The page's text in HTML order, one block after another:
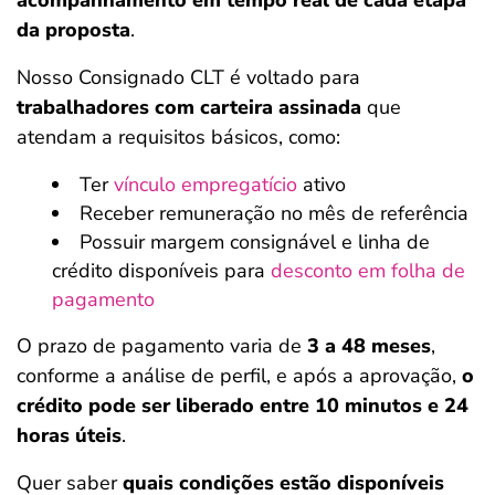
da proposta.
Nosso Consignado CLT é voltado para
trabalhadores com carteira assinada que
atendam a requisitos básicos, como:
Tervínculo empregatício ativo
Receber remuneração no mês de referência
Possuir margem consignável e linha de
crédito disponíveis para desconto em folha de
pagamento
O prazo de pagamento varia de 3 a 48 meses,
conforme a análise de perfil, e após a aprovação, o
crédito pode ser liberado entre 10 minutos e 24
horas úteis.
Quer saberquais condições estão disponíveis